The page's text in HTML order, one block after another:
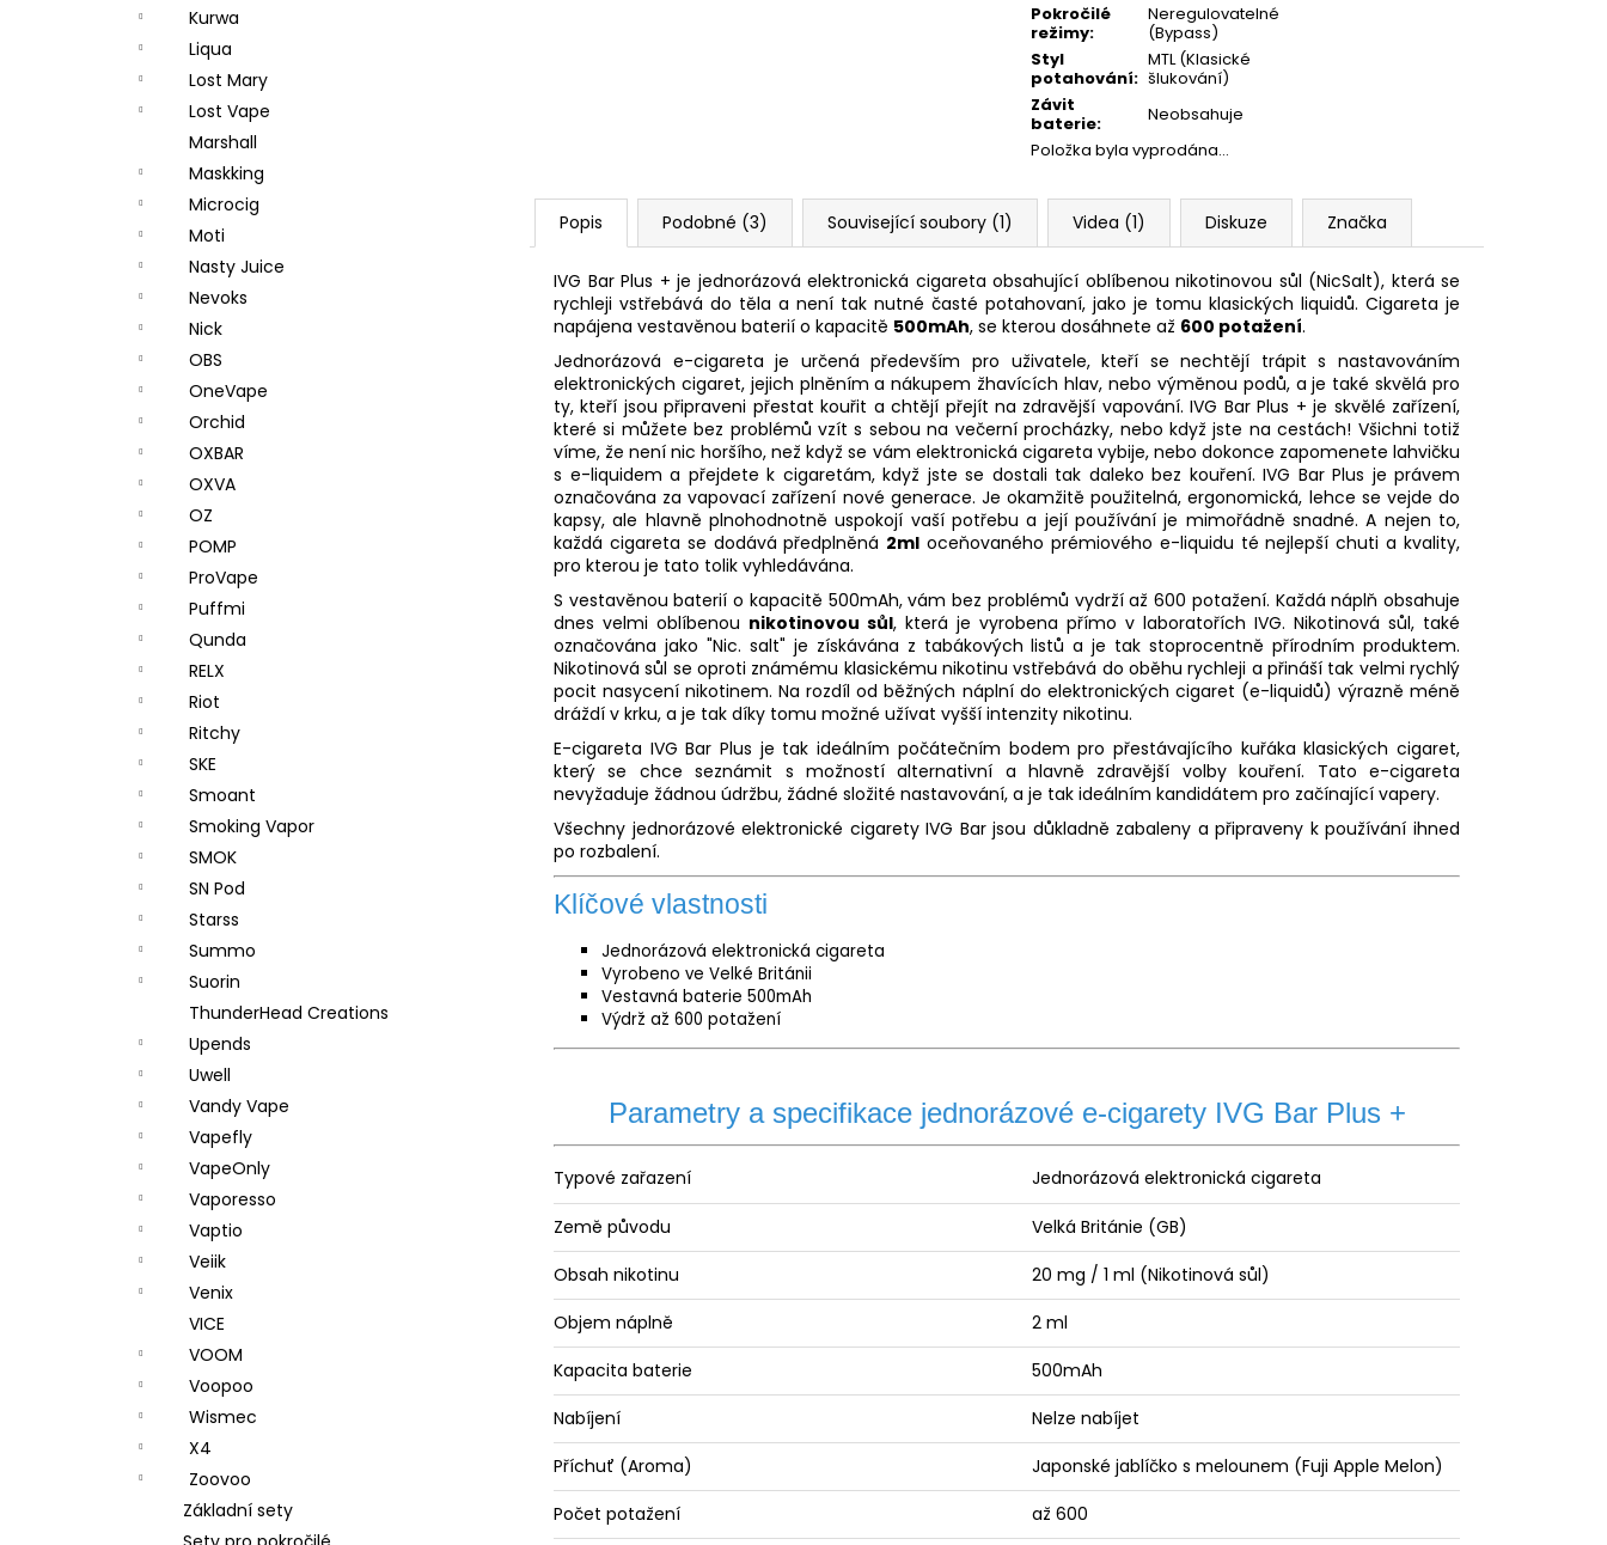
Kurwa
Liqua
Lost Mary
Lost Vape
Marshall
Maskking
Microcig
Moti
Nasty Juice
Nevoks
Nick
OBS
OneVape
Orchid
OXBAR
OXVA
OZ
POMP
ProVape
Puffmi
Qunda
RELX
Riot
Ritchy
SKE
Smoant
Smoking Vapor
SMOK
SN Pod
Starss
Summo
Suorin
ThunderHead Creations
Upends
Uwell
Vandy Vape
Vapefly
VapeOnly
Vaporesso
Vaptio
Veiik
Venix
VICE
VOOM
Voopoo
Wismec
X4
Zoovoo
Základní sety
Pokročilé
režimy:
Neregulovatelné
(Bypass)
Styl
potahování:
MTL (Klasické
šlukování)
Závit
baterie:
Neobsahuje
Položka byla vyprodána…
Popis Podobné (3) Související soubory (1) Videa (1) Diskuze Značka
IVG Bar Plus + je jednorázová elektronická cigareta obsahující oblíbenou nikotinovou sůl (NicSalt), která se
rychleji vstřebává do těla a není tak nutné časté potahovaní, jako je tomu klasických liquidů. Cigareta je
napájena vestavěnou baterií o kapacitě 500mAh, se kterou dosáhnete až 600 potažení.
Jednorázová e-cigareta je určená především pro uživatele, kteří se nechtějí trápit s nastavováním
elektronických cigaret, jejich plněním a nákupem žhavících hlav, nebo výměnou podů, a je také skvělá pro
ty, kteří jsou připraveni přestat kouřit a chtějí přejít na zdravější vapování. IVG Bar Plus + je skvělé zařízení,
které si můžete bez problémů vzít s sebou na večerní procházky, nebo když jste na cestách! Všichni totiž
víme, že není nic horšího, než když se vám elektronická cigareta vybije, nebo dokonce zapomenete lahvičku
s e-liquidem a přejdete k cigaretám, když jste se dostali tak daleko bez kouření. IVG Bar Plus je právem
označována za vapovací zařízení nové generace. Je okamžitě použitelná, ergonomická, lehce se vejde do
kapsy, ale hlavně plnohodnotně uspokojí vaší potřebu a její používání je mimořádně snadné. A nejen to,
každá cigareta se dodává předplněná 2ml oceňovaného prémiového e-liquidu té nejlepší chuti a kvality,
pro kterou je tato tolik vyhledávána.
S vestavěnou baterií o kapacitě 500mAh, vám bez problémů vydrží až 600 potažení. Každá náplň obsahuje
dnes velmi oblíbenou nikotinovou sůl, která je vyrobena přímo v laboratořích IVG. Nikotinová sůl, také
označována jako "Nic. salt" je získávána z tabákových listů a je tak stoprocentně přírodním produktem.
Nikotinová sůl se oproti známému klasickému nikotinu vstřebává do oběhu rychleji a přináší tak velmi rychlý
pocit nasycení nikotinem. Na rozdíl od běžných náplní do elektronických cigaret (e-liquidů) výrazně méně
dráždí v krku, a je tak díky tomu možné užívat vyšší intenzity nikotinu.
E-cigareta IVG Bar Plus je tak ideálním počátečním bodem pro přestávajícího kuřáka klasických cigaret,
který se chce seznámit s možností alternativní a hlavně zdravější volby kouření. Tato e-cigareta
nevyžaduje žádnou údržbu, žádné složité nastavování, a je tak ideálním kandidátem pro začínající vapery.
Všechny jednorázové elektronické cigarety IVG Bar jsou důkladně zabaleny a připraveny k používání ihned
po rozbalení.
Klíčové vlastnosti
Jednorázová elektronická cigareta
Vyrobeno ve Velké Británii
Vestavná baterie 500mAh
Výdrž až 600 potažení
Parametry a specifikace jednorázové e-cigarety IVG Bar Plus +
Typové zařazení Jednorázová elektronická cigareta
Země původu
Velká Británie (GB)
Obsah nikotinu
20 mg / 1 ml (Nikotinová sůl)
Objem náplně
2 ml
Kapacita baterie
500mAh
Nabíjení
Nelze nabíjet
Příchuť (Aroma)
Japonské jablíčko s melounem (Fuji Apple Melon)
Počet potažení
až 600